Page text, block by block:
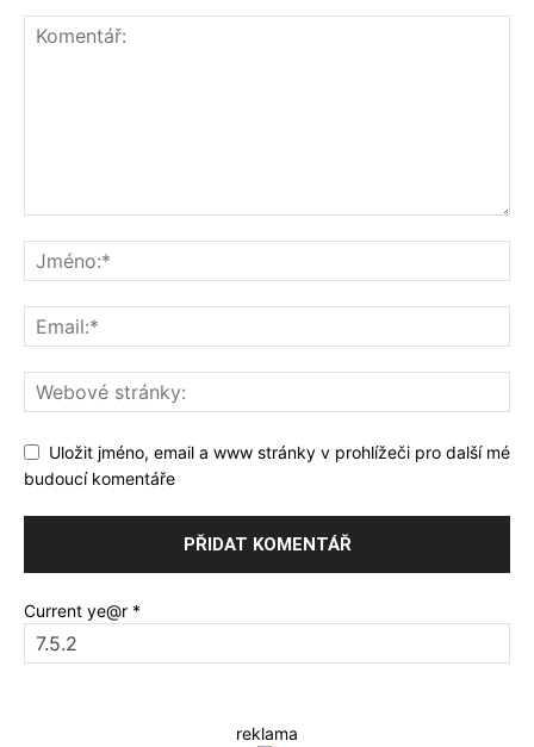
Uložit jméno, email a www stránky v prohlížeči pro další mé
budoucí komentáře
Current ye@r *
reklama